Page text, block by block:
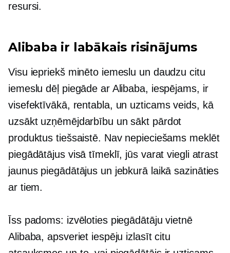
resursi.
Alibaba ir labākais risinājums
Visu iepriekš minēto iemeslu un daudzu citu
iemeslu dēļ piegāde ar Alibaba, iespējams, ir
visefektīvākā, rentabla, un uzticams veids, kā
uzsākt uzņēmējdarbību un sākt pārdot
produktus tiešsaistē. Nav nepieciešams meklēt
piegādātājus visā tīmeklī, jūs varat viegli atrast
jaunus piegādātājus un jebkurā laikā sazināties
ar tiem.
Īss padoms: izvēloties piegādātāju vietnē
Alibaba, apsveriet iespēju izlasīt citu